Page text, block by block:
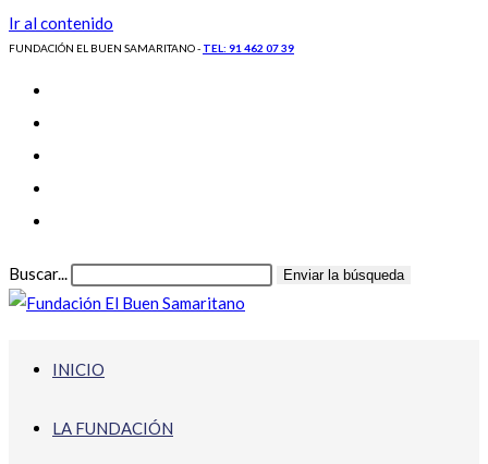
Ir al contenido
FUNDACIÓN EL BUEN SAMARITANO - TEL: 91 462 07 39
Buscar... Enviar la búsqueda
INICIO
LA FUNDACIÓN